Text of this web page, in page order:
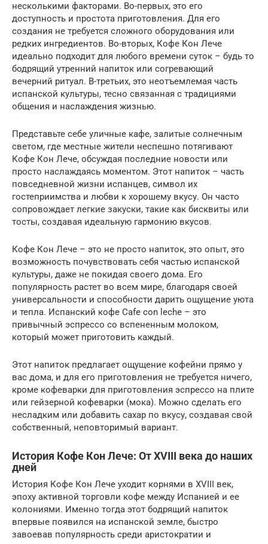
несколькими факторами. Во-первых, это его
доступность и простота приготовления. Для его
создания не требуется сложного оборудования или
редких ингредиентов. Во-вторых, Кофе Кон Лече
идеально подходит для любого времени суток – будь то
бодрящий утренний напиток или согревающий
вечерний ритуал. В-третьих, это неотъемлемая часть
испанской культуры, тесно связанная с традициями
общения и наслаждения жизнью.
Представьте себе уличные кафе, залитые солнечным
светом, где местные жители неспешно потягивают
Кофе Кон Лече, обсуждая последние новости или
просто наслаждаясь моментом. Этот напиток – часть
повседневной жизни испанцев, символ их
гостеприимства и любви к хорошему вкусу. Он часто
сопровождает легкие закуски, такие как бисквиты или
тосты, создавая идеальную гармонию вкусов.
Кофе Кон Лече – это не просто напиток, это опыт, это
возможность почувствовать себя частью испанской
культуры, даже не покидая своего дома. Его
популярность растет во всем мире, благодаря своей
универсальности и способности дарить ощущение уюта
и тепла. Испанский кофе Cafe con leche – это
привычный эспрессо со вспененным молоком,
который может приготовить каждый.
Этот напиток предлагает ощущение кофейни прямо у
вас дома, и для его приготовления не требуется ничего,
кроме кофеварки для приготовления эспрессо на плите
или гейзерной кофеварки (мока). Можно сделать его
несладким или добавить сахар по вкусу, создавая свой
собственный, неповторимый вариант.
История Кофе Кон Лече: От XVIII века до наших
дней
История Кофе Кон Лече уходит корнями в XVIII век,
эпоху активной торговли кофе между Испанией и ее
колониями. Именно тогда этот бодрящий напиток
впервые появился на испанской земле, быстро
завоевав популярность среди аристократии и